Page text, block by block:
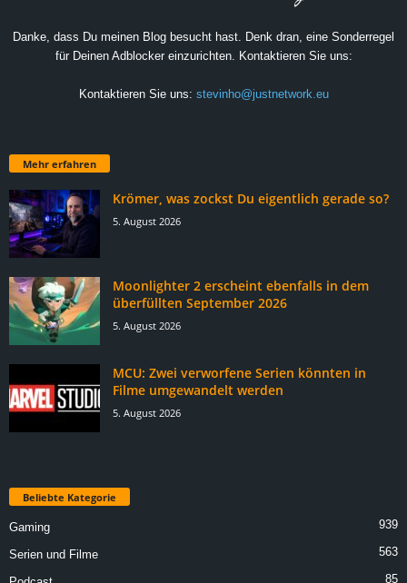
Danke, dass Du meinen Blog besucht hast. Denk dran, eine Sonderregel
für Deinen Adblocker einzurichten. Kontaktieren Sie uns:
Kontaktieren Sie uns: stevinho@justnetwork.eu
Mehr erfahren
Krömer, was zockst Du eigentlich gerade so?
5. August 2026
Moonlighter 2 erscheint ebenfalls in dem
überfüllten September 2026
5. August 2026
MCU: Zwei verworfene Serien könnten in
Filme umgewandelt werden
5. August 2026
Beliebte Kategorie
Gaming 939
Serien und Filme 563
85